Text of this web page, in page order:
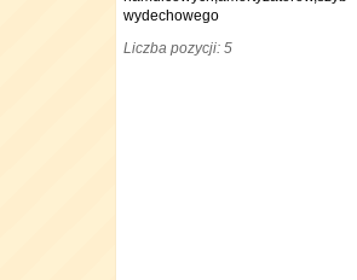
wydechowego
Liczba pozycji: 5